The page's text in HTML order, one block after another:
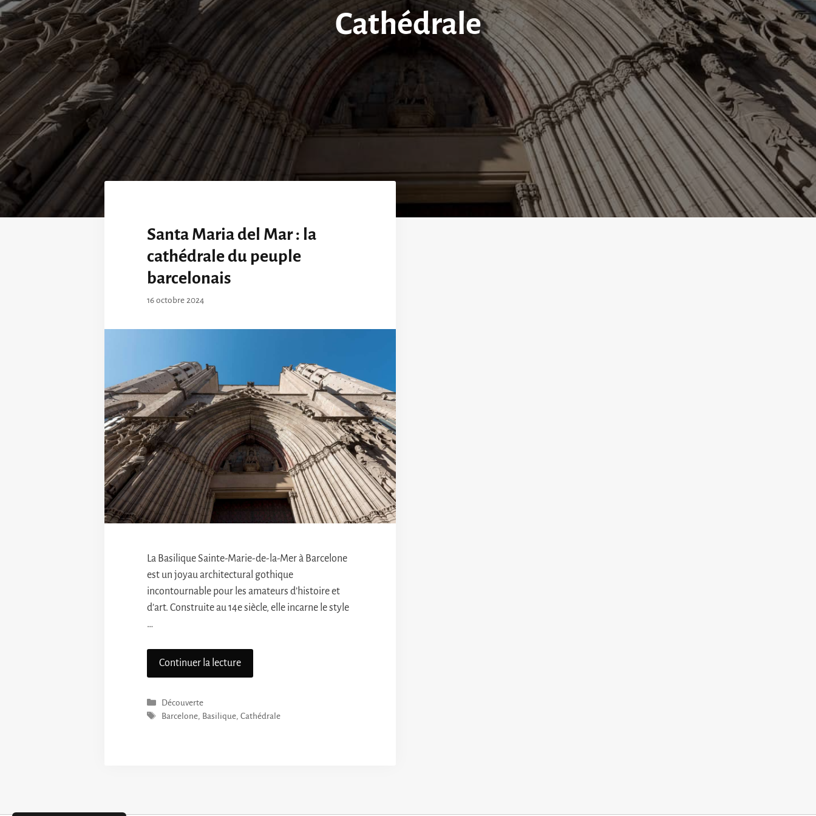
Cathédrale
Santa Maria del Mar : la
cathédrale du peuple
barcelonais
16 octobre 2024
La Basilique Sainte-Marie-de-la-Mer à Barcelone
est un joyau architectural gothique
incontournable pour les amateurs d’histoire et
d’art. Construite au 14e siècle, elle incarne le style
…
Continuer la lecture
Catégories
Découverte
Étiquettes
Barcelone, Basilique,Cathédrale